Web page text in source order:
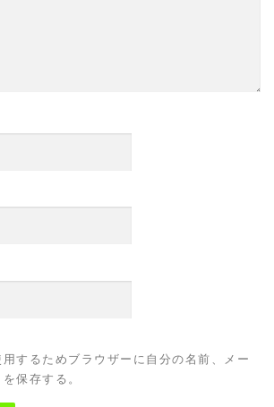
するためブラウザーに自分の名前、メー
保存する。